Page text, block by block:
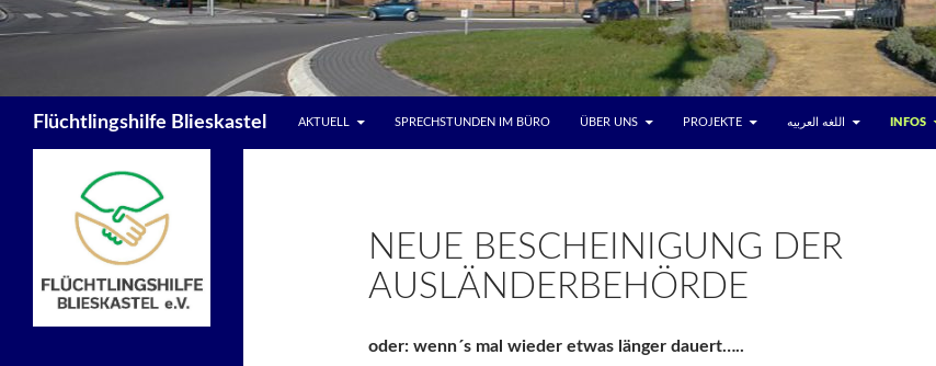
Flüchtlingshilfe Blieskastel
AKTUELL
SPRECHSTUNDEN IM BÜRO ÜBER UNS PROJEKTE اللغه العربيه INFOS
NEUE BESCHEINIGUNG DER
AUSLÄNDERBEHÖRDE
oder: wenn´s mal wieder etwas länger dauert…..